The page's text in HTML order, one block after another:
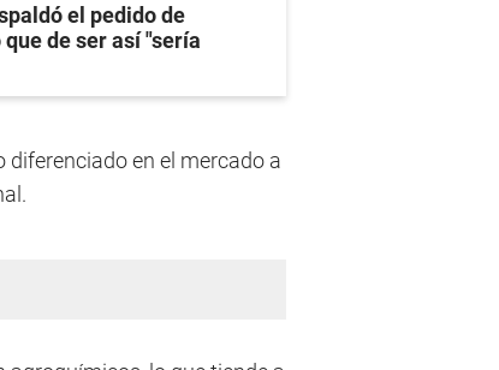
el pedido de
de ser así "sería
en el mercado a